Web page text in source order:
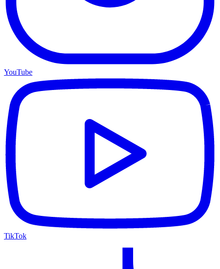
YouTube
TikTok